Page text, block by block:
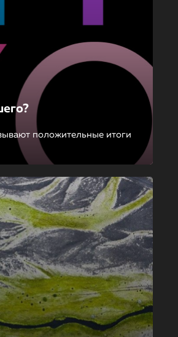
положительные итоги